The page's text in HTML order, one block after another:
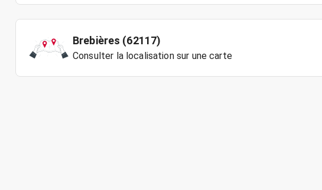
Brebières (62117)
Consulter la localisation sur une carte